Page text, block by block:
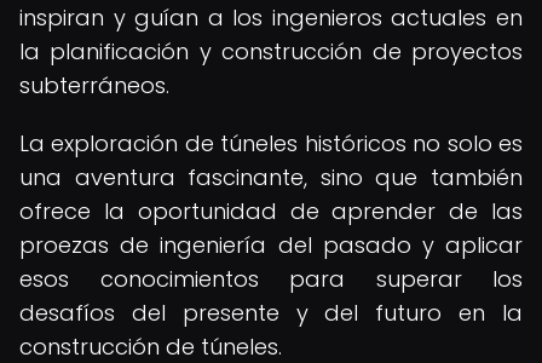
inspiran y guían a los ingenieros actuales en
la planificación y construcción de proyectos
subterráneos.
La exploración de túneles históricos no solo es
una aventura fascinante, sino que también
ofrece la oportunidad de aprender de las
proezas de ingeniería del pasado y aplicar
esos conocimientos para superar los
desafíos del presente y del futuro en la
construcción de túneles.